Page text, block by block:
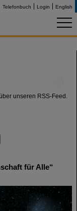
Telefonbuch Login English
unseren RSS-Feed.
für Alle“